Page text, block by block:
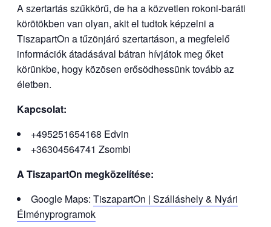
A szertartás szűkkörű, de ha a közvetlen rokoni-baráti
körötökben van olyan, akit el tudtok képzelni a
TiszapartOn a tűzönjáró szertartáson, a megfelelő
információk átadásával bátran hívjátok meg őket
körünkbe, hogy közösen erősödhessünk tovább az
életben.
Kapcsolat:
+495251654168 Edvin
+36304564741 Zsombi
A TiszapartOn megközelítése:
Google Maps: TiszapartOn | Szálláshely & Nyári
Élményprogramok